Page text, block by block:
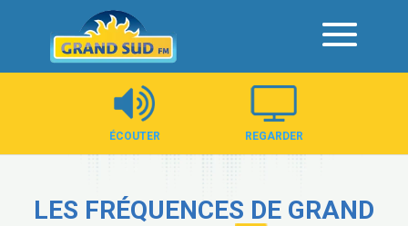
Panneau de gestion des cookies
ÉCOUTER REGARDER
LES FRÉQUENCES DE GRAND